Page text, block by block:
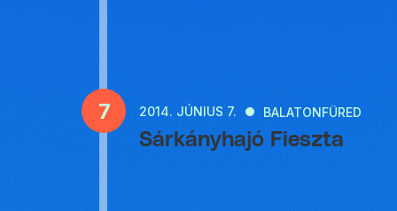
7 2014. JÚNIUS 7. BALATONFÜRED
Sárkányhajó Fieszta